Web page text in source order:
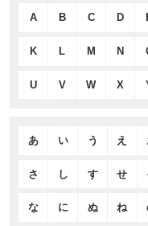
A B C D
K L M N
U V W X
あ い う え
さ し す せ
な に ぬ ね